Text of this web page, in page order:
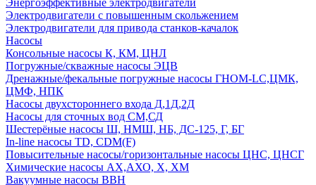
Энергоэффективные электродвигатели
Электродвигатели с повышенным скольжением
Электродвигатели для привода станков-качалок
Насосы
Консольные насосы К, КМ, ЦНЛ
Погружные/скважные насосы ЭЦВ
Дренажные/фекальные погружные насосы ГНОМ-LC,ЦМК,
ЦМФ, НПК
Насосы двухстороннего входа Д,1Д,2Д
Насосы для сточных вод СМ,СД
Шестерёные насосы Ш, НМШ, НБ, ДС-125, Г, БГ
In-line насосы TD, CDM(F)
Повысительные насосы/горизонтальные насосы ЦНС, ЦНСГ
Химические насосы АХ,АХО, Х, ХМ
Вакуумные насосы ВВН